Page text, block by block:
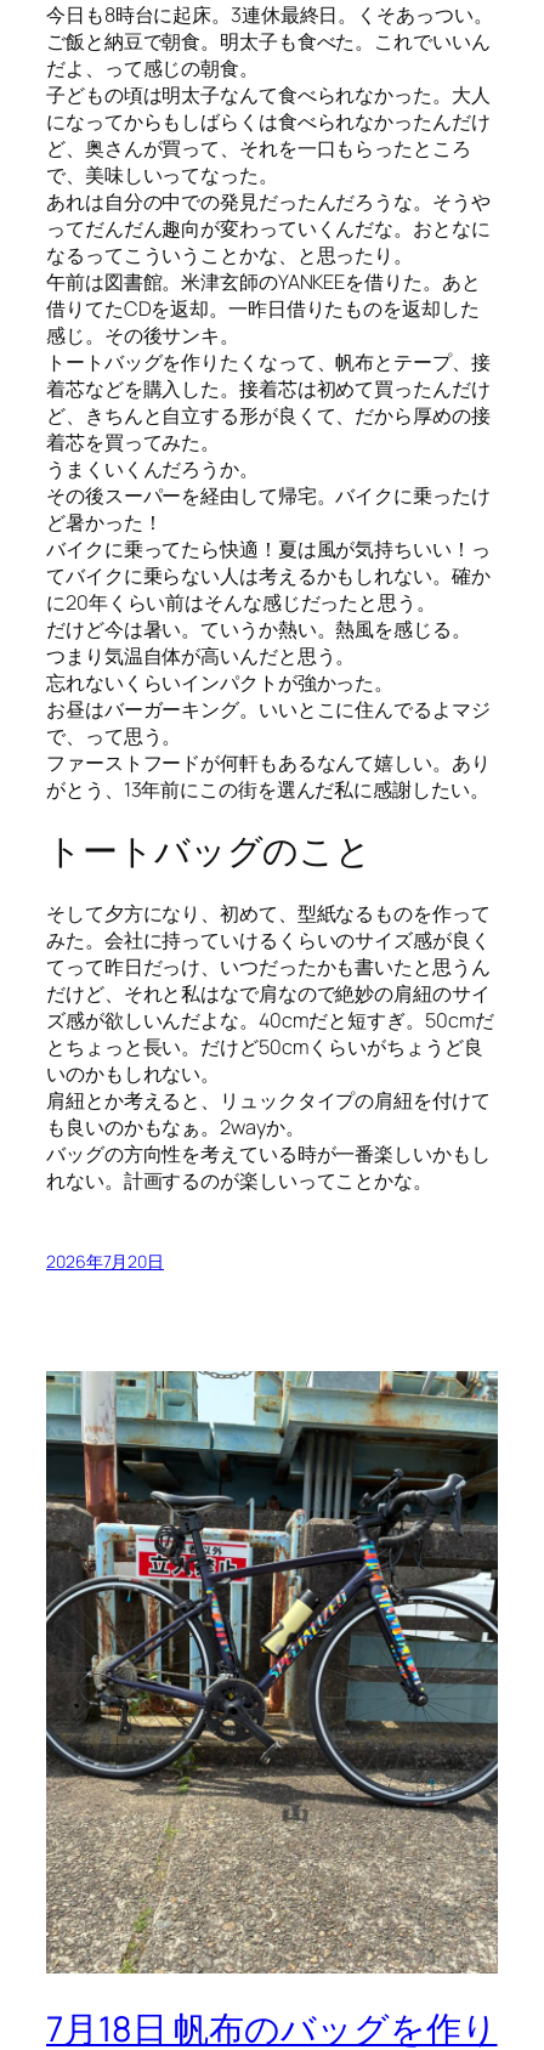
今日も8時台に起床。3連休最終日。くそあっつい。
ご飯と納豆で朝食。明太子も食べた。これでいいん
だよ、って感じの朝食。
子どもの頃は明太子なんて食べられなかった。大人
になってからもしばらくは食べられなかったんだけ
ど、奥さんが買って、それを一口もらったところ
で、美味しいってなった。
あれは自分の中での発見だったんだろうな。そうや
ってだんだん趣向が変わっていくんだな。おとなに
なるってこういうことかな、と思ったり。
午前は図書館。米津玄師のYANKEEを借りた。あと
借りてたCDを返却。一昨日借りたものを返却した
感じ。その後サンキ。
トートバッグを作りたくなって、帆布とテープ、接
着芯などを購入した。接着芯は初めて買ったんだけ
ど、きちんと自立する形が良くて、だから厚めの接
着芯を買ってみた。
うまくいくんだろうか。
その後スーパーを経由して帰宅。バイクに乗ったけ
ど暑かった！
バイクに乗ってたら快適！夏は風が気持ちいい！っ
てバイクに乗らない人は考えるかもしれない。確か
に20年くらい前はそんな感じだったと思う。
だけど今は暑い。ていうか熱い。熱風を感じる。
つまり気温自体が高いんだと思う。
忘れないくらいインパクトが強かった。
お昼はバーガーキング。いいとこに住んでるよマジ
で、って思う。
ファーストフードが何軒もあるなんて嬉しい。あり
がとう、13年前にこの街を選んだ私に感謝したい。
トートバッグのこと
そして夕方になり、初めて、型紙なるものを作って
みた。会社に持っていけるくらいのサイズ感が良く
てって昨日だっけ、いつだったかも書いたと思うん
だけど、それと私はなで肩なので絶妙の肩紐のサイ
ズ感が欲しいんだよな。40cmだと短すぎ。50cmだ
とちょっと長い。だけど50cmくらいがちょうど良
いのかもしれない。
肩紐とか考えると、リュックタイプの肩紐を付けて
も良いのかもなぁ。2wayか。
バッグの方向性を考えている時が一番楽しいかもし
れない。計画するのが楽しいってことかな。
2026年7月20日
7月18日 帆布のバッグを作り